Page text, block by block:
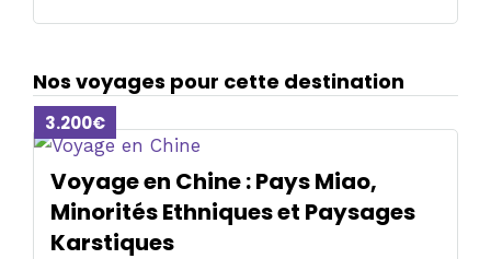
Nos voyages pour cette destination
3.200€
Voyage en Chine : Pays Miao,
Minorités Ethniques et Paysages
Karstiques